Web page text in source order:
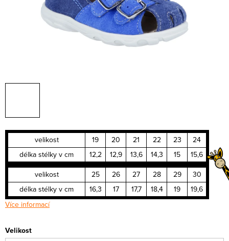
velikost 19 20 21 22 23
24
délka stélky v cm
12,2 12,9 13,6 14,3 15
15,6
velikost
25 26 27 28 29
30
délka stélky v cm
16,3 17 17,7 18,4 19
19,6
Více informací
Velikost